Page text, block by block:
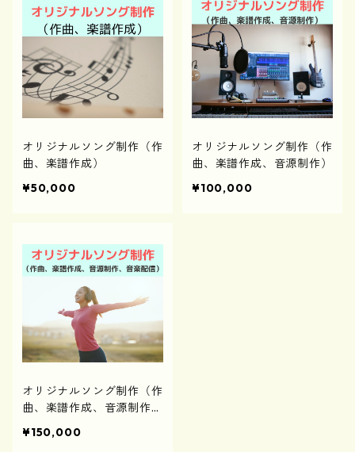
オリジナルソング制作（作
曲、楽譜作成）
¥50,000
オリジナルソング制作（作
曲、楽譜作成、音源制作）
¥100,000
オリジナルソング制作（作
曲、楽譜作成、音源制作、
¥150,000